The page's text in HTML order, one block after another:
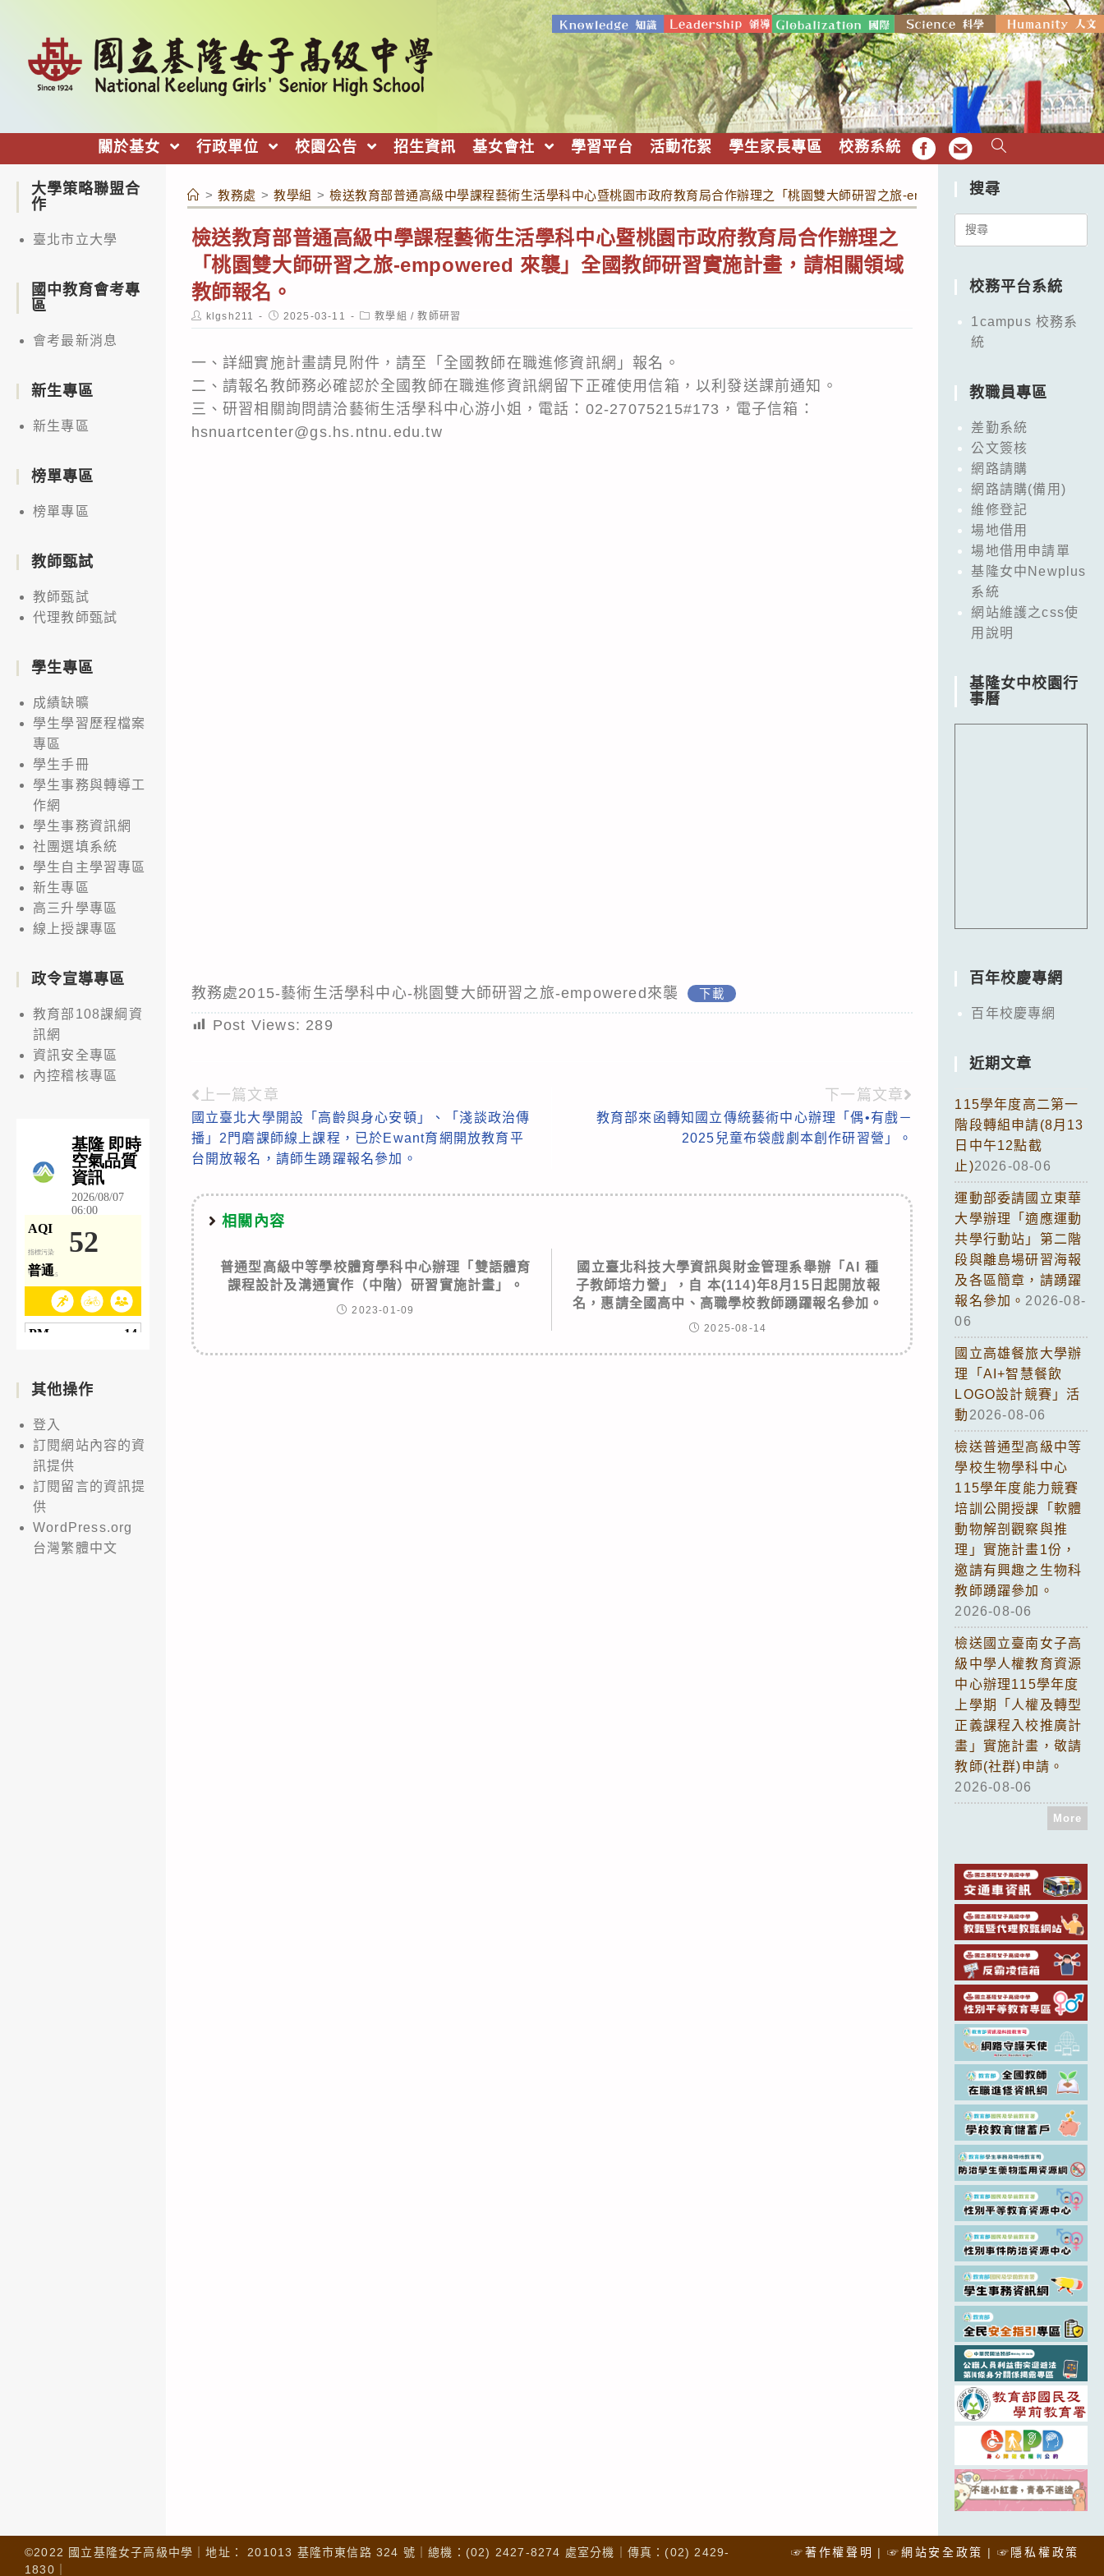
關於基女 行政單位 校園公告 招生資訊 基女會社 學習平台 活動花絮 學生家長專區 校務系統 FB EMAIL
> 教務處 > 教學組 > 檢送教育部普通高級中學課程藝術生活學科中心暨桃園市政府教育局合作辦理之「桃園雙大師研習之旅-empowered 來襲」全國教師研習
檢送教育部普通高級中學課程藝術生活學科中心暨桃園市政府教育局合作辦理之
「桃園雙大師研習之旅-empowered 來襲」全國教師研習實施計畫，請相關領域
教師報名。
Post
author:
klgsh211
Post
published:
2025-03-11
Post
category:
教學組 / 教師研習
一、詳細實施計畫請見附件，請至「全國教師在職進修資訊網」報名。
二、請報名教師務必確認於全國教師在職進修資訊網留下正確使用信箱，以利發送課前通知。
三、研習相關詢問請洽藝術生活學科中心游小姐，電話：02-27075215#173，電子信箱：
hsnuartcenter@gs.hs.ntnu.edu.tw
教務處2015-藝術生活學科中心-桃園雙大師研習之旅-empowered來襲 下載
Post Views: 289
Read
more
articles
上一篇文章
國立臺北大學開設「高齡與身心安頓」、「淺談政治傳
播」2門磨課師線上課程，已於Ewant育網開放教育平
台開放報名，請師生踴躍報名參加。
下一篇文章
教育部來函轉知國立傳統藝術中心辦理「偶•有戲－
2025兒童布袋戲劇本創作研習營」。
相關內容
普通型高級中等學校體育學科中心辦理「雙語體育
課程設計及溝通實作（中階）研習實施計畫」。
2023-01-09
國立臺北科技大學資訊與財金管理系舉辦「AI 種
子教師培力營」，自 本(114)年8月15日起開放報
名，惠請全國高中、高職學校教師踴躍報名參加。
2025-08-14
大學策略聯盟合
作
臺北市立大學
國中教育會考專
區
會考最新消息
新生專區
新生專區
榜單專區
榜單專區
教師甄試
教師甄試
代理教師甄試
學生專區
成績缺曠
學生學習歷程檔案
專區
學生手冊
學生事務與轉導工
作網
學生事務資訊網
社團選填系統
學生自主學習專區
新生專區
高三升學專區
線上授課專區
政令宣導專區
教育部108課綱資
訊網
資訊安全專區
內控稽核專區
其他操作
登入
訂閱網站內容的資
訊提供
訂閱留言的資訊提
供
WordPress.org
台灣繁體中文
搜尋
Search
校務平台系統
1campus 校務系
統
教職員專區
差勤系統
公文簽核
網路請購
網路請購(備用)
維修登記
場地借用
場地借用申請單
基隆女中Newplus
系統
網站維護之css使
用說明
基隆女中校園行
事曆
百年校慶專網
百年校慶專網
近期文章
115學年度高二第一
階段轉組申請(8月13
日中午12點截
止)2026-08-06
運動部委請國立東華
大學辦理「適應運動
共學行動站」第二階
段與離島場研習海報
及各區簡章，請踴躍
報名參加。 2026-08-
06
國立高雄餐旅大學辦
理「AI+智慧餐飲
LOGO設計競賽」活
動 2026-08-06
檢送普通型高級中等
學校生物學科中心
115學年度能力競賽
培訓公開授課「軟體
動物解剖觀察與推
理」實施計畫1份，
邀請有興趣之生物科
教師踴躍參加。
2026-08-06
檢送國立臺南女子高
級中學人權教育資源
中心辦理115學年度
上學期「人權及轉型
正義課程入校推廣計
畫」實施計畫，敬請
教師(社群)申請。
2026-08-06
More
☞著作權聲明 ☞網站安全政策 ☞隱私權政策
©2022 國立基隆女子高級中學｜地址： 201013 基隆市東信路 324 號｜總機：(02) 2427-8274 處室分機｜傳真：(02) 2429-
1830｜